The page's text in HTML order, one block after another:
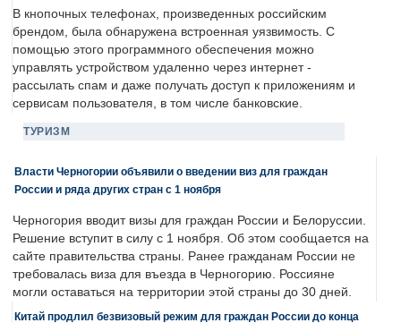
В кнопочных телефонах, произведенных российским
брендом, была обнаружена встроенная уязвимость. С
помощью этого программного обеспечения можно
управлять устройством удаленно через интернет -
рассылать спам и даже получать доступ к приложениям и
сервисам пользователя, в том числе банковские.
ТУРИЗМ
Власти Черногории объявили о введении виз для граждан
России и ряда других стран с 1 ноября
Черногория вводит визы для граждан России и Белоруссии.
Решение вступит в силу с 1 ноября. Об этом сообщается на
сайте правительства страны. Ранее гражданам России не
требовалась виза для въезда в Черногорию. Россияне
могли оставаться на территории этой страны до 30 дней.
Китай продлил безвизовый режим для граждан России до конца